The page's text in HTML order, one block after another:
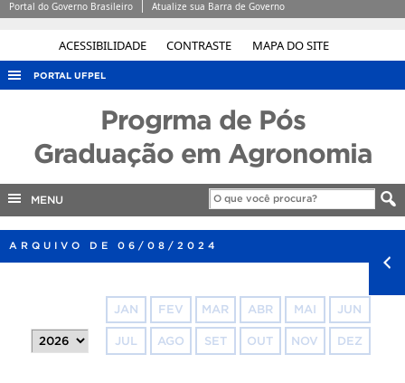
ACESSIBILIDADE CONTRASTE MAPA DO SITE
Portal do Governo Brasileiro Atualize sua Barra de Governo
PORTAL UFPEL
CONCURSOS
EDITAIS
TELEFONES
Progrma de Pós
Graduação em Agronomia
MENU
ARQUIVO DE 06/08/2024
JAN FEV MAR ABR MAI JUN
JUL AGO SET OUT NOV DEZ